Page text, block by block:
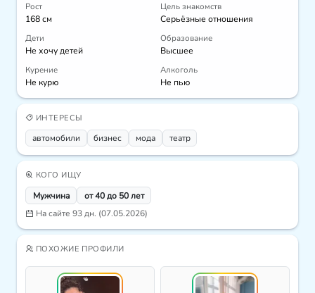
Рост
168 см
Цель знакомств
Серьёзные отношения
Дети
Не хочу детей
Образование
Высшее
Курение
Не курю
Алкоголь
Не пью
ИНТЕРЕСЫ
автомобили бизнес мода театр
КОГО ИЩУ
Мужчина
от 40 до 50 лет
На сайте 93 дн. (07.05.2026)
ПОХОЖИЕ ПРОФИЛИ